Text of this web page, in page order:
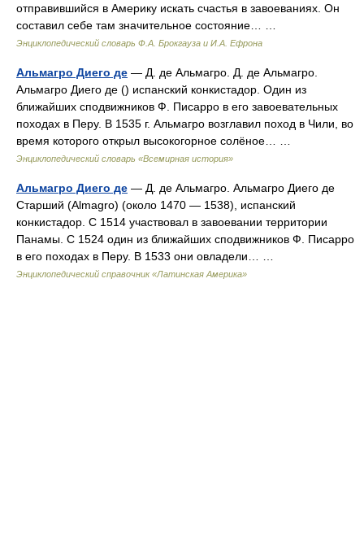
отправившийся в Америку искать счастья в завоеваниях. Он
составил себе там значительное состояние… …
Энциклопедический словарь Ф.А. Брокгауза и И.А. Ефрона
Альмагро Диего де — Д. де Альмагро. Д. де Альмагро.
Альмагро Диего де () испанский конкистадор. Один из
ближайших сподвижников Ф. Писарро в его завоевательных
походах в Перу. В 1535 г. Альмагро возглавил поход в Чили, во
время которого открыл высокогорное солёное… …
Энциклопедический словарь «Всемирная история»
Альмагро Диего де — Д. де Альмагро. Альмагро Диего де
Старший (Almagro) (около 1470 — 1538), испанский
конкистадор. С 1514 участвовал в завоевании территории
Панамы. С 1524 один из ближайших сподвижников Ф. Писарро
в его походах в Перу. В 1533 они овладели… …
Энциклопедический справочник «Латинская Америка»